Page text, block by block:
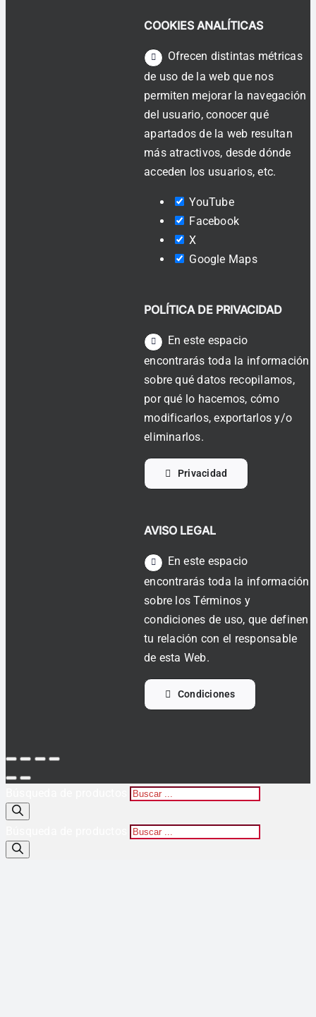
COOKIES ANALÍTICAS
Ofrecen distintas métricas
de uso de la web que nos
permiten mejorar la navegación
del usuario, conocer qué
apartados de la web resultan
más atractivos, desde dónde
acceden los usuarios, etc.
YouTube
Facebook
X
Google Maps
POLÍTICA DE PRIVACIDAD
En este espacio
encontrarás toda la información
sobre qué datos recopilamos,
por qué lo hacemos, cómo
modificarlos, exportarlos y/o
eliminarlos.
Privacidad
AVISO LEGAL
En este espacio
encontrarás toda la información
sobre los Términos y
condiciones de uso, que definen
tu relación con el responsable
de esta Web.
Condiciones